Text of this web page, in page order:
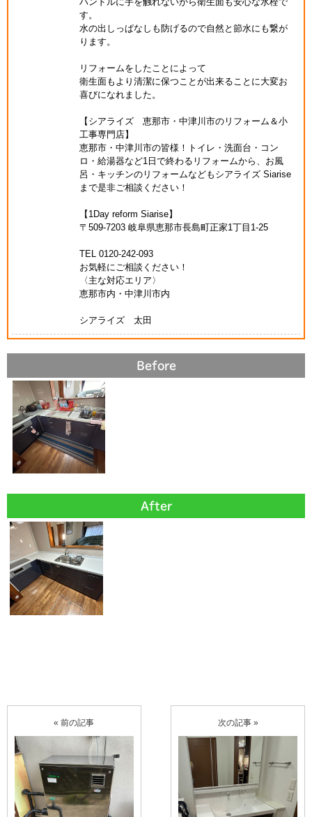
す。
水の出しっぱなしも防げるので自然と節水にも繋が
ります。
リフォームをしたことによって
衛生面もより清潔に保つことが出来ることに大変お
喜びになれました。
【シアライズ 恵那市・中津川市のリフォーム＆小
工事専門店】
恵那市・中津川市の皆様！トイレ・洗面台・コン
ロ・給湯器など1日で終わるリフォームから、お風
呂・キッチンのリフォームなどもシアライズ Siarise
まで是非ご相談ください！
【1Day reform Siarise】
〒509-7203 岐阜県恵那市長島町正家1丁目1-25
TEL 0120-242-093
お気軽にご相談ください！
〈主な対応エリア〉
恵那市内・中津川市内
シアライズ 太田
Before
After
« 前の記事 次の記事 »